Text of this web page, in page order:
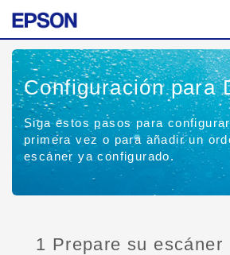
Configuración para
Siga estos pasos para
primera vez o para añadir un
escáner ya configurado.
1 Prepare su escáner